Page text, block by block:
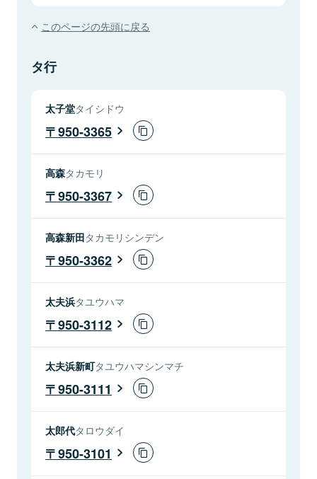
このページの先頭に戻る
タ行
太子堂タイシドウ
950-3365
高森タカモリ
950-3367
高森新田タカモリシンデン
950-3362
太夫浜タユウハマ
950-3112
太夫浜新町タユウハマシンマチ
950-3111
太郎代タロウダイ
950-3101